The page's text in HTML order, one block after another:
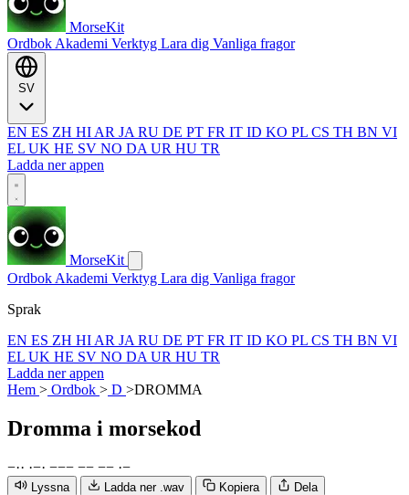
MorseKit
Ordbok Akademi Verktyg Lara dig Vanliga fragor
EN ES ZH HI AR JA RU DE PT FR IT ID KO PL CS TH BN VI
EL UK HE SV NO DA UR HU TR
Ladda ner appen
MorseKit
Ordbok Akademi Verktyg Lara dig Vanliga fragor
Sprak
EN ES ZH HI AR JA RU DE PT FR IT ID KO PL CS TH BN VI
EL UK HE SV NO DA UR HU TR
Ladda ner appen
Hem > Ordbok > D >DROMMA
Dromma i morsekod
−·· ·−· −−− −− −− ·−
Lyssna Ladda ner .wav Kopiera Dela